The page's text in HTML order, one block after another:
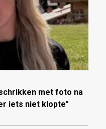
met foto na
iets niet klopte"